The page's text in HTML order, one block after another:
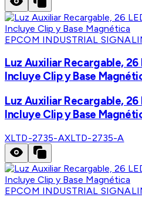
EPCOM INDUSTRIAL
Luz Auxiliar Recargable,
Incluye Clip y Base
Luz Auxiliar Recargable,
Incluye Clip y Base
XLTD-2735-AXLTD-2735-A
EPCOM INDUSTRIAL